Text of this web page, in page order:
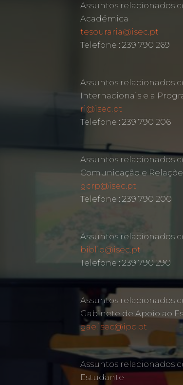
Assuntos relacionados
Académica
tesouraria@isec.pt
Telefone : 239 790 269
Assuntos relacionados
Internacionais e a
ri@isec.pt
Telefone : 239 790 206
Assuntos relacionados
Comunicação e
gcrp@isec.pt
Telefone : 239 790 200
Assuntos relacionados
biblio@isec.pt
Telefone : 239 790 290
Assuntos relacionados
Gabinete de Apoio ao
gae.isec@ipc.pt
Assuntos relacionados
Estudante